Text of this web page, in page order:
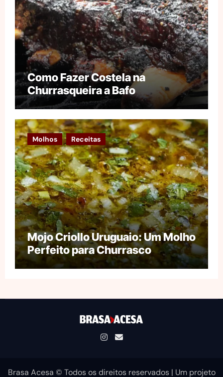
Como Fazer Costela na
Churrasqueira a Bafo
Molhos Receitas
Mojo Criollo Uruguaio: Um Molho
Perfeito para Churrasco
Brasa Acesa © Todos os direitos reservados | Um projeto